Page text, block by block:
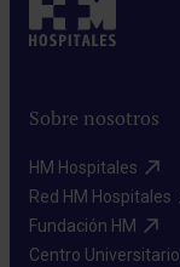
Sobre nosotros
HM Hospitales​
Red HM Hospitales​
Fundación HM​
Centro Universitario